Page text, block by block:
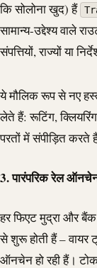
कि सोलोना खुद) हैं
सामान्य-उद्देश्य वाले
संपत्तियों, राज्यों या
ये मौलिक रूप से नए
लेते हैं: रूटिंग,
परतों में संपीड़ित करते
3. पारंपरिक रेल ऑनचेन
हर फिएट मुद्रा और
से शुरू होती हैं – वायर
ऑनचेन हो रही हैं।